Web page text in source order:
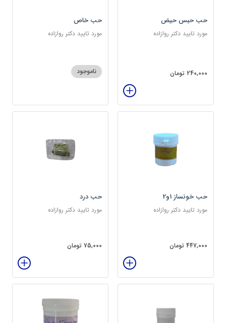
حب حبس حیض
مورد تایید دکتر روازاده
240,000 تومان
حب خاص
مورد تایید دکتر روازاده
ناموجود
حب خونساز 1و2
مورد تایید دکتر روازاده
447,000 تومان
حب درد
مورد تایید دکتر روازاده
75,000 تومان